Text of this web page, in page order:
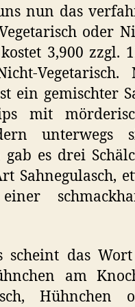
nun das
oder
3,900 zzgl.
Vegetarisch.
ein gemischter
mit
unterwegs
es drei
Sahnegulasch,
scheint das
am
Hühnchen